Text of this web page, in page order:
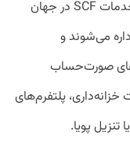
آذرمند گفت: ساختار پلتفرم‌های اجراکننده خدمات SCF در جهان
می‌شوند و
صورت‌حساب
پلتفرم‌های
پویا.